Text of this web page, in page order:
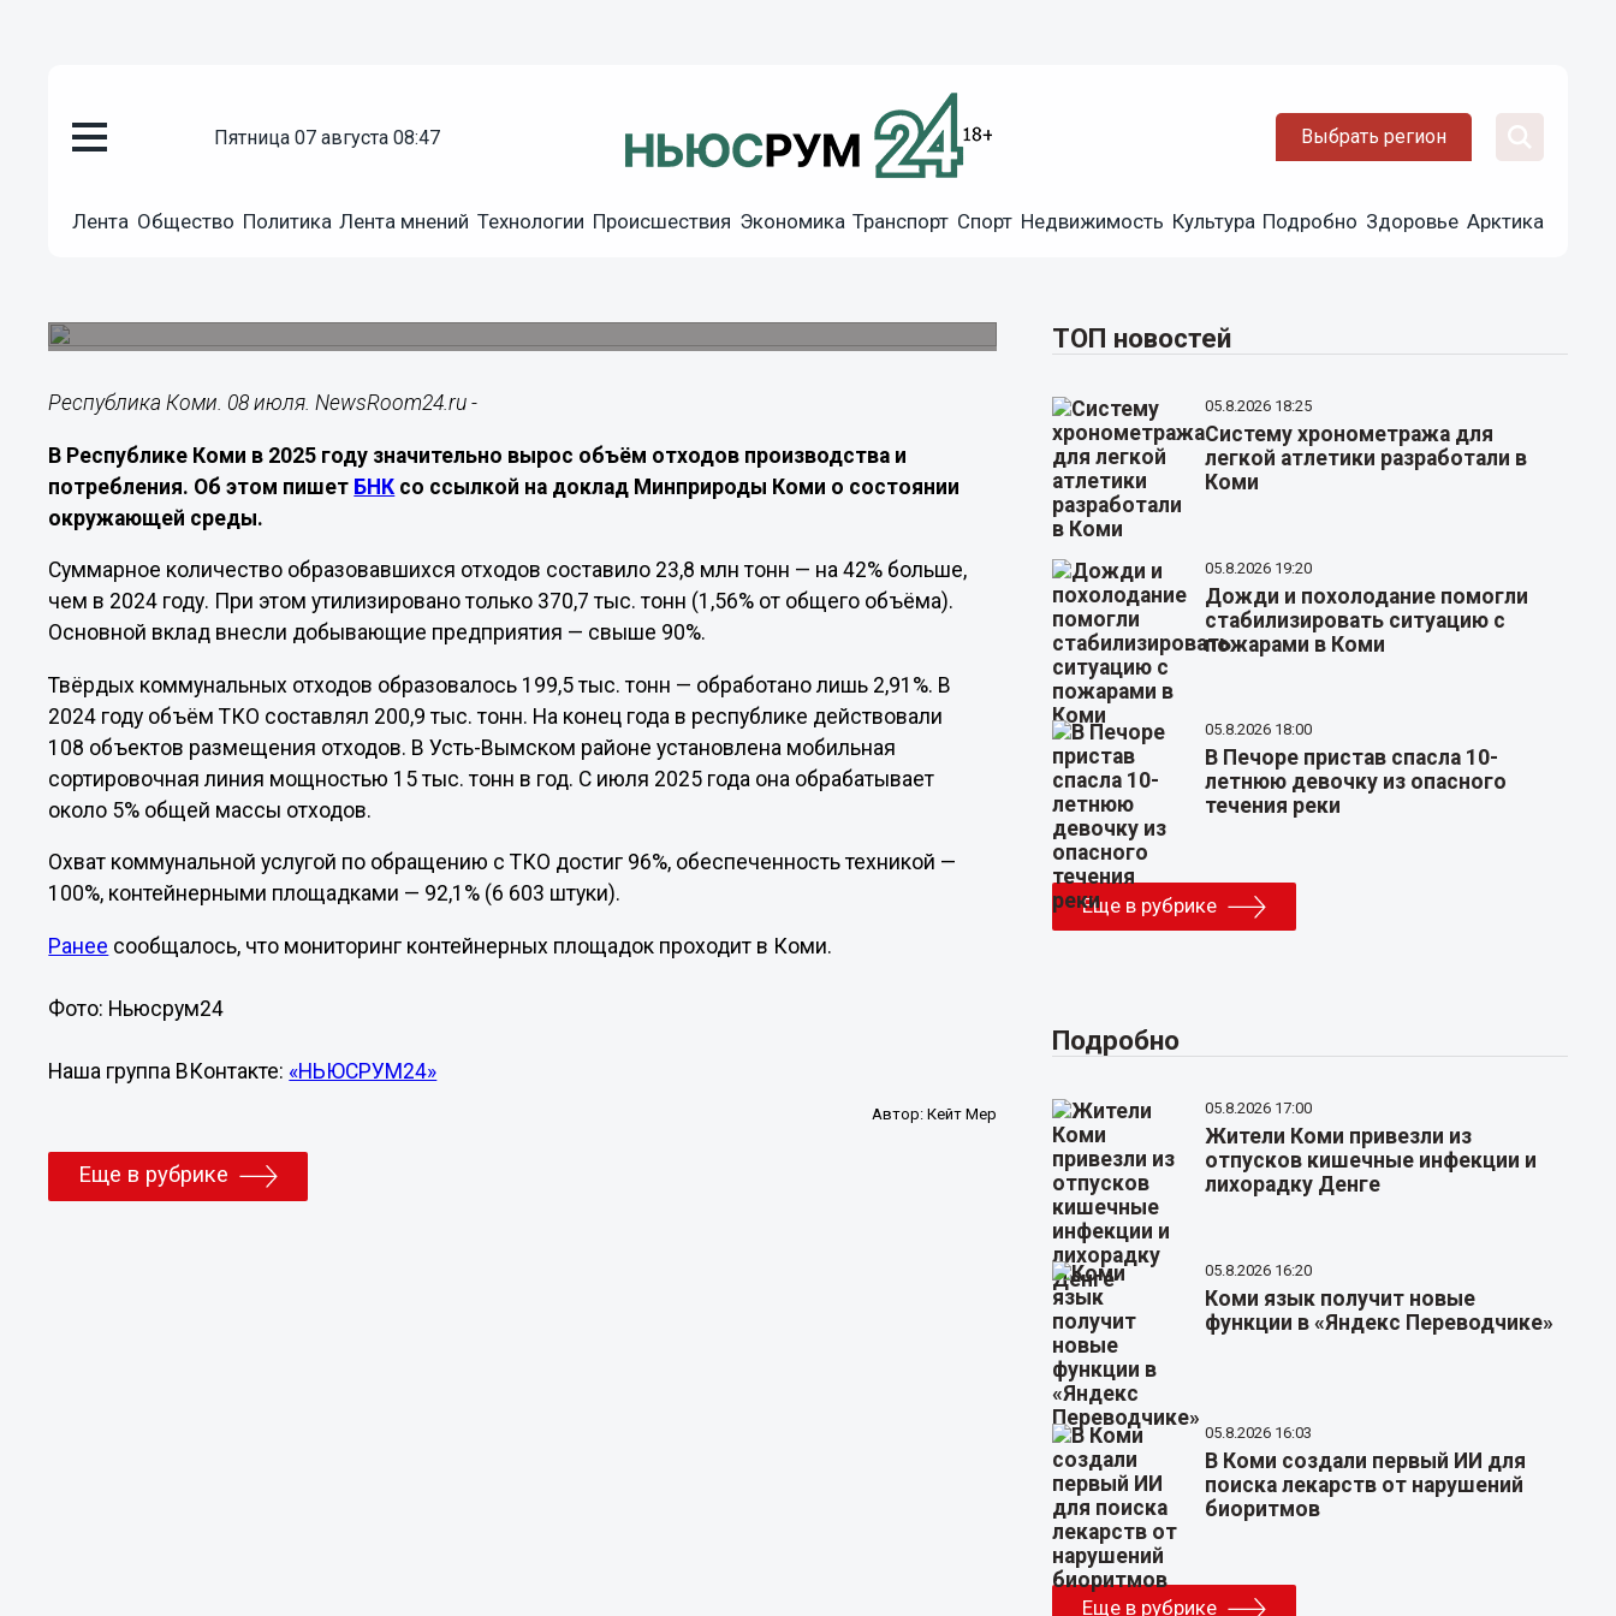
пятница 07 августа 08:47 Выбрать регион
Лента Общество Политика Лента мнений Технологии Происшествия Экономика Транспорт Спорт Недвижимость Культура Подробно Здоровье Арктика
08.07.202621:00
Республика Коми. 08 июля. NewsRoom24.ru -
В Республике Коми в 2025 году значительно вырос объём отходов производства и
потребления. Об этом пишет БНК со ссылкой на доклад Минприроды Коми о состоянии
окружающей среды.
Суммарное количество образовавшихся отходов составило 23,8 млн тонн — на 42% больше,
чем в 2024 году. При этом утилизировано только 370,7 тыс. тонн (1,56% от общего объёма).
Основной вклад внесли добывающие предприятия — свыше 90%.
Твёрдых коммунальных отходов образовалось 199,5 тыс. тонн — обработано лишь 2,91%. В
2024 году объём ТКО составлял 200,9 тыс. тонн. На конец года в республике действовали
108 объектов размещения отходов. В Усть-Вымском районе установлена мобильная
сортировочная линия мощностью 15 тыс. тонн в год. С июля 2025 года она обрабатывает
около 5% общей массы отходов.
Охват коммунальной услугой по обращению с ТКО достиг 96%, обеспеченность техникой —
100%, контейнерными площадками — 92,1% (6 603 штуки).
Ранее сообщалось, что мониторинг контейнерных площадок проходит в Коми.
Фото: Ньюсрум24
Наша группа ВКонтакте: «НЬЮСРУМ24»
Автор: Кейт Мер
Еще в рубрике
ТОП новостей
05.8.2026 18:25
Систему хронометража для
легкой атлетики разработали в
Коми
05.8.2026 19:20
Дожди и похолодание помогли
стабилизировать ситуацию с
пожарами в Коми
05.8.2026 18:00
В Печоре пристав спасла 10-
летнюю девочку из опасного
течения реки
Еще в рубрике
Подробно
05.8.2026 17:00
Жители Коми привезли из
отпусков кишечные инфекции и
лихорадку Денге
05.8.2026 16:20
Коми язык получит новые
функции в «Яндекс Переводчике»
05.8.2026 16:03
В Коми создали первый ИИ для
поиска лекарств от нарушений
биоритмов
Еще в рубрике